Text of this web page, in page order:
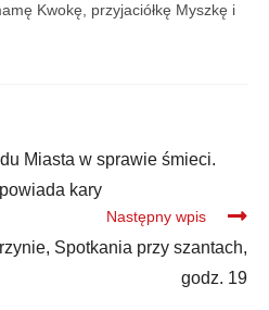
Kwokę, przyjaciółkę Myszkę i
Miasta w sprawie śmieci.
kary
Następny wpis
Spotkania przy szantach,
godz. 19